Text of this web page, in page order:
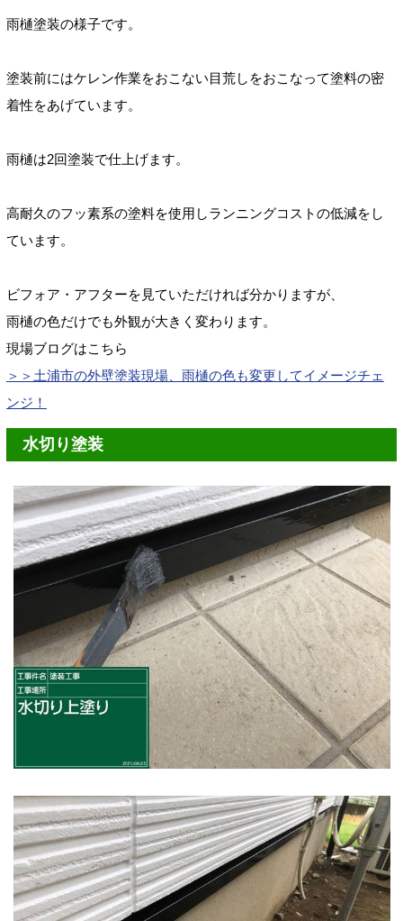
雨樋塗装の様子です。
塗装前にはケレン作業をおこない目荒しをおこなって塗料の密
着性をあげています。
雨樋は2回塗装で仕上げます。
高耐久のフッ素系の塗料を使用しランニングコストの低減をし
ています。
ビフォア・アフターを見ていただければ分かりますが、
雨樋の色だけでも外観が大きく変わります。
現場ブログはこちら
＞＞土浦市の外壁塗装現場、雨樋の色も変更してイメージチェ
ンジ！
水切り塗装